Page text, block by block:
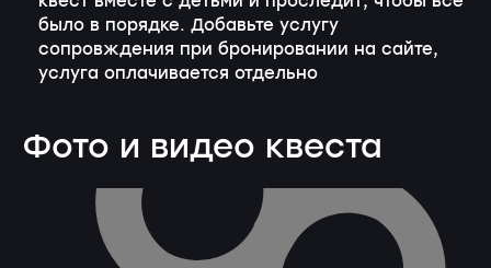
было в порядке. Добавьте услугу
сопровждения при бронировании на сайте,
услуга оплачивается отдельно
Фото и видео квеста